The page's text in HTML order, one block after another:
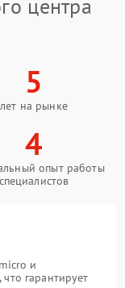
центра
5
лет на рынке
4
опыт работы
специалистов
и
гарантирует